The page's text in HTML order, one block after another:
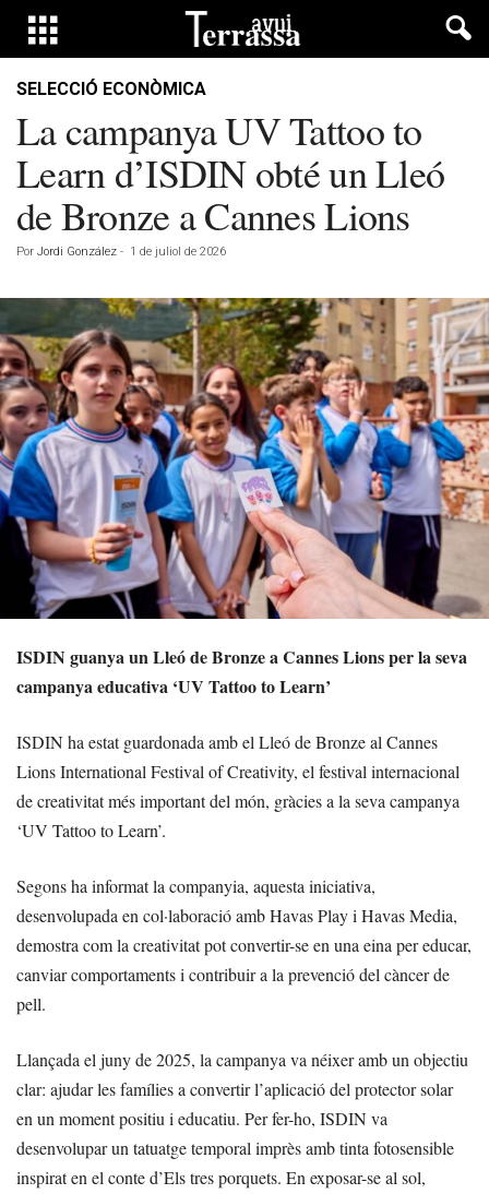
SELECCIÓ ECONÒMICA
La campanya UV Tattoo to
Learn d’ISDIN obté un Lleó
de Bronze a Cannes Lions
Por Jordi González - 1 de juliol de 2026
ISDIN guanya un Lleó de Bronze a Cannes Lions per la seva
campanya educativa ‘UV Tattoo to Learn’
ISDIN ha estat guardonada amb el Lleó de Bronze al Cannes
Lions International Festival of Creativity, el festival internacional
de creativitat més important del món, gràcies a la seva campanya
‘UV Tattoo to Learn’.
Segons ha informat la companyia, aquesta iniciativa,
desenvolupada en col·laboració amb Havas Play i Havas Media,
demostra com la creativitat pot convertir-se en una eina per educar,
canviar comportaments i contribuir a la prevenció del càncer de
pell.
Llançada el juny de 2025, la campanya va néixer amb un objectiu
clar: ajudar les famílies a convertir l’aplicació del protector solar
en un moment positiu i educatiu. Per fer-ho, ISDIN va
desenvolupar un tatuatge temporal imprès amb tinta fotosensible
inspirat en el conte d’Els tres porquets. En exposar-se al sol,